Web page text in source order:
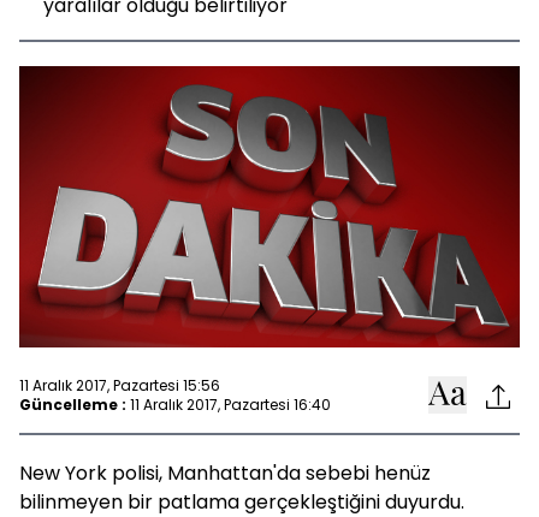
11 Aralık 2017, Pazartesi 15:56
Güncelleme : 11 Aralık 2017, Pazartesi 16:40
New York polisi, Manhattan'da sebebi henüz
bilinmeyen bir patlama gerçekleştiğini duyurdu.